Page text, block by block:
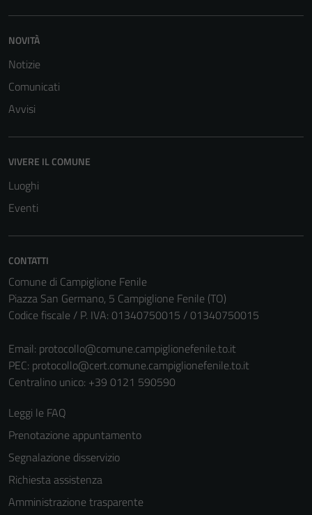
NOVITÀ
Notizie
Comunicati
Avvisi
VIVERE IL COMUNE
Luoghi
Eventi
CONTATTI
Comune di Campiglione Fenile
Piazza San Germano, 5 Campiglione Fenile (TO)
Codice fiscale / P. IVA: 01340750015 / 01340750015
Email: protocollo@comune.campiglionefenile.to.it
PEC: protocollo@cert.comune.campiglionefenile.to.it
Centralino unico: +39 0121 590590
Leggi le FAQ
Prenotazione appuntamento
Segnalazione disservizio
Richiesta assistenza
Amministrazione trasparente
disabilitati.